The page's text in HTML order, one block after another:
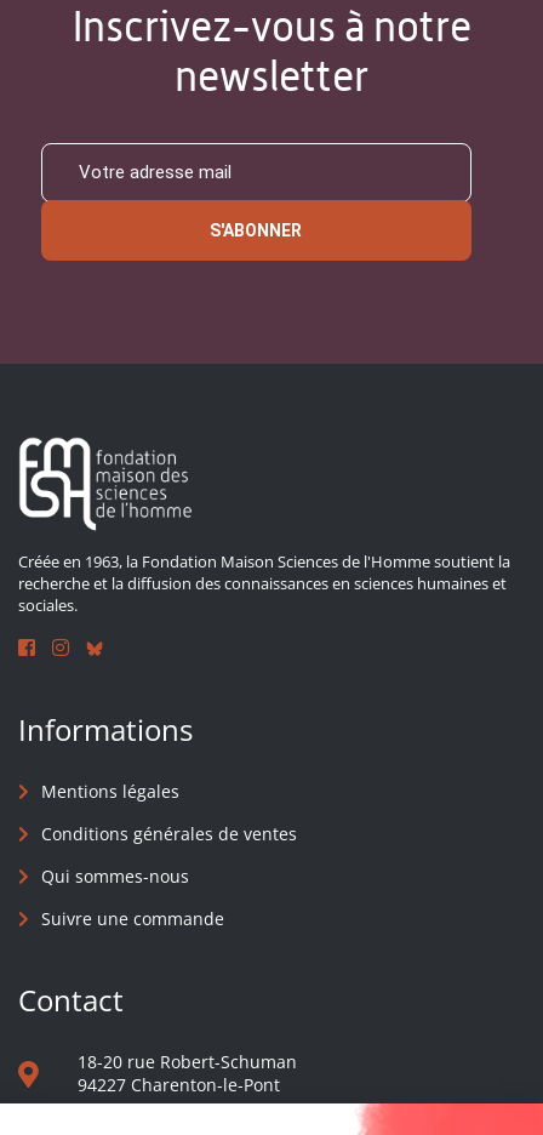
Inscrivez-vous à notre
newsletter
S'ABONNER
Créée en 1963, la Fondation Maison Sciences de l'Homme soutient la
recherche et la diffusion des connaissances en sciences humaines et
sociales.
Informations
Mentions légales
Conditions générales de ventes
Qui sommes-nous
Suivre une commande
Contact
18-20 rue Robert-Schuman
94227 Charenton-le-Pont